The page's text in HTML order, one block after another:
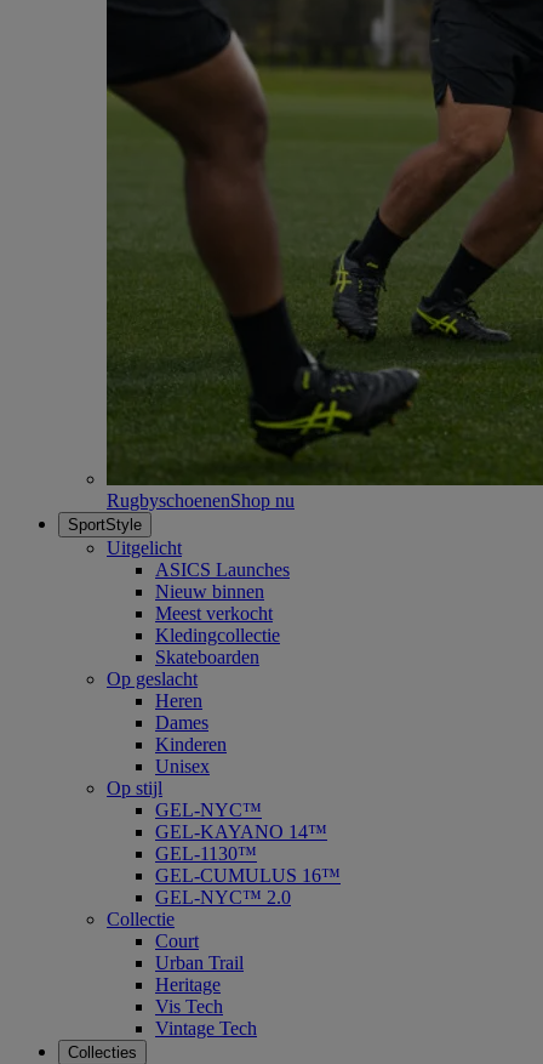
RugbyschoenenShop nu
SportStyle
Uitgelicht
ASICS Launches
Nieuw binnen
Meest verkocht
Kledingcollectie
Skateboarden
Op geslacht
Heren
Dames
Kinderen
Unisex
Op stijl
GEL-NYC™
GEL-KAYANO 14™
GEL-1130™
GEL-CUMULUS 16™
GEL-NYC™ 2.0
Collectie
Court
Urban Trail
Heritage
Vis Tech
Vintage Tech
Collecties